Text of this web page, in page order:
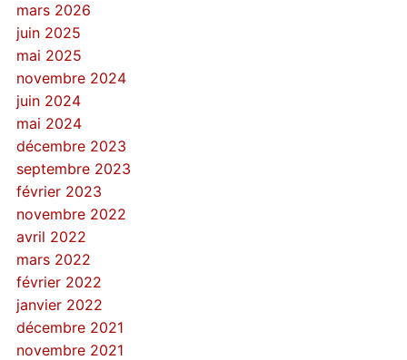
mars 2026
juin 2025
mai 2025
novembre 2024
juin 2024
mai 2024
décembre 2023
septembre 2023
février 2023
novembre 2022
avril 2022
mars 2022
février 2022
janvier 2022
décembre 2021
novembre 2021